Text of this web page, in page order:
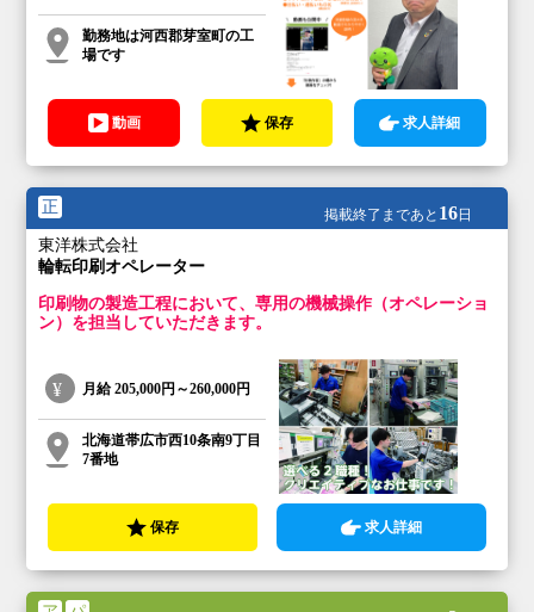
勤務地は河西郡芽室町の工
場です
動画 保存 求人詳細
正 掲載終了まであと 16日
東洋株式会社
輪転印刷オペレーター
印刷物の製造工程において、専用の機械操作（オペレーショ
ン）を担当していただきます。
月給205,000円～260,000円
北海道帯広市西10条南9丁目
7番地
保存 求人詳細